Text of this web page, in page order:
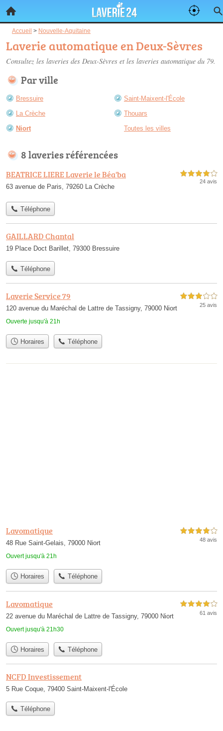
Accueil > Nouvelle-Aquitaine
Laverie automatique en Deux-Sèvres
Consultez les laveries des Deux-Sèvres et les laveries automatique du 79.
Par ville
Bressuire
La Crèche
Niort
Saint-Maixent-l'École
Thouars
Toutes les villes
8 laveries référencées
BEATRICE LIERE Laverie le Béa'ba
63 avenue de Paris, 79260 La Crèche
4,0 étoiles sur 5
24 avis
Téléphone
GAILLARD Chantal
19 Place Doct Barillet, 79300 Bressuire
Téléphone
Laverie Service 79
120 avenue du Maréchal de Lattre de Tassigny, 79000 Niort
Ouverte jusqu'à 21h
3,0 étoiles sur 5
25 avis
Horaires Téléphone
Lavomatique
48 Rue Saint-Gelais, 79000 Niort
Ouvert jusqu'à 21h
4,0 étoiles sur 5
48 avis
Horaires Téléphone
Lavomatique
22 avenue du Maréchal de Lattre de Tassigny, 79000 Niort
Ouvert jusqu'à 21h30
4,0 étoiles sur 5
61 avis
Horaires Téléphone
NCFD Investissement
5 Rue Coque, 79400 Saint-Maixent-l'École
Téléphone